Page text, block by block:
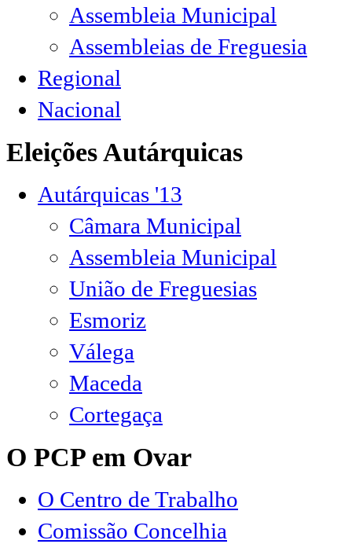
Assembleia Municipal
Assembleias de Freguesia
Regional
Nacional
Eleições Autárquicas
Autárquicas '13
Câmara Municipal
Assembleia Municipal
União de Freguesias
Esmoriz
Válega
Maceda
Cortegaça
O PCP em Ovar
O Centro de Trabalho
Comissão Concelhia